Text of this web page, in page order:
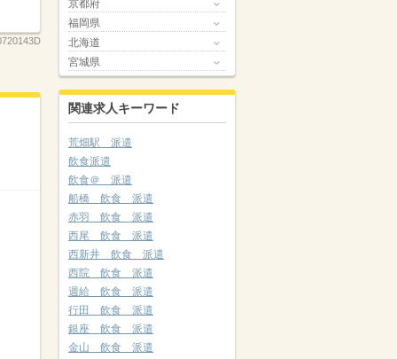
京都府
福岡県
北海道
宮城県
関連求人キーワード
荒畑駅 派遣
飲食派遣
飲食＠ 派遣
船橋 飲食 派遣
赤羽 飲食 派遣
西尾 飲食 派遣
西新井 飲食 派遣
西院 飲食 派遣
週給 飲食 派遣
行田 飲食 派遣
銀座 飲食 派遣
金山 飲食 派遣